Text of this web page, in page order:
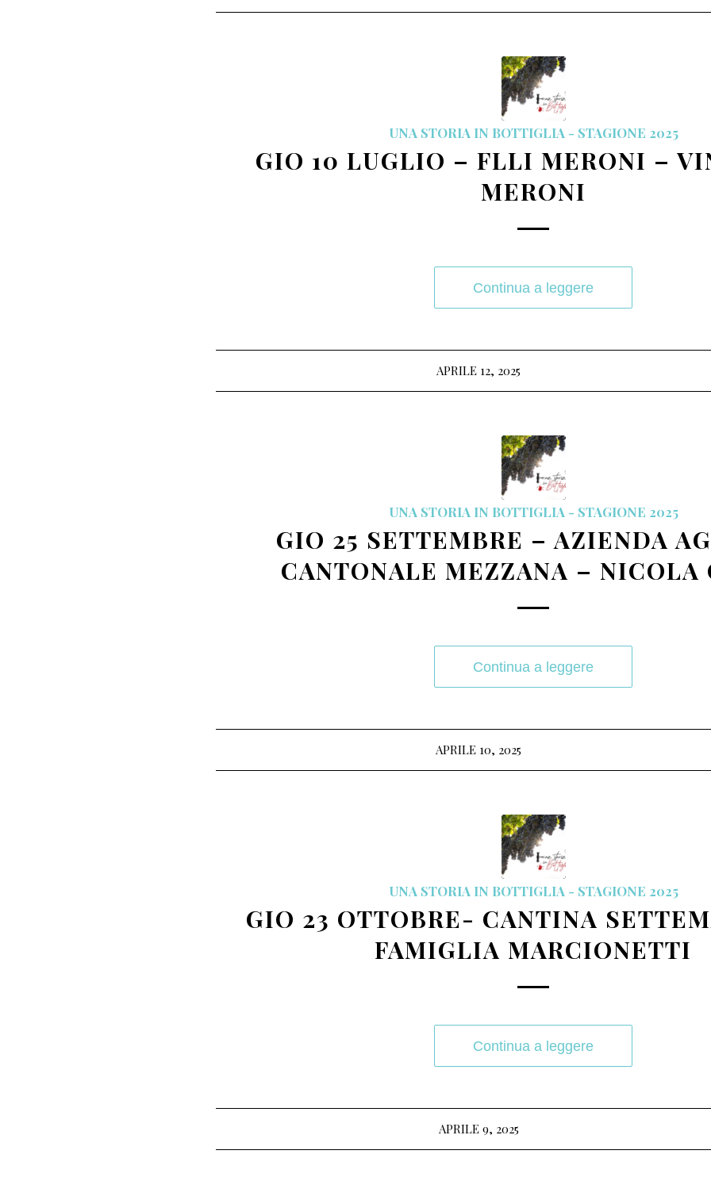
UNA STORIA IN BOTTIGLIA - STAGIONE 2025
GIO 10 LUGLIO – FLLI MERONI –
MERONI
Continua a leggere
APRILE 12, 2025
UNA STORIA IN BOTTIGLIA - STAGIONE 2025
GIO 25 SETTEMBRE – AZIENDA
CANTONALE MEZZANA – NICOLA
Continua a leggere
APRILE 10, 2025
UNA STORIA IN BOTTIGLIA - STAGIONE 2025
GIO 23 OTTOBRE- CANTINA
FAMIGLIA MARCIONETTI
Continua a leggere
APRILE 9, 2025